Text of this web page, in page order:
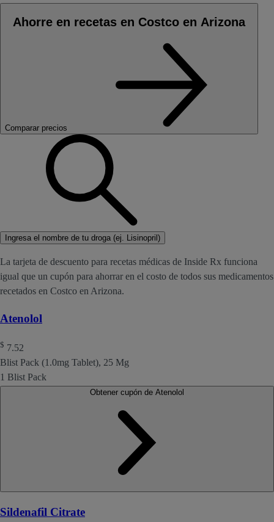
Ahorre en recetas en Costco en Arizona
Comparar precios
Ingresa el nombre de tu droga (ej. Lisinopril)
La tarjeta de descuento para recetas médicas de Inside Rx funciona
igual que un cupón para ahorrar en el costo de todos sus medicamentos
recetados en Costco en Arizona.
Atenolol
$ 7.52
Blist Pack (1.0mg Tablet), 25 Mg
1 Blist Pack
Sildenafil Citrate